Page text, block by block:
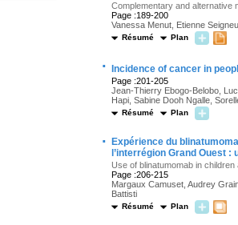
Complementary and alternative
Page :189-200
Vanessa Menut, Etienne
Résumé Plan
· Incidence of cancer in
Page :201-205
Jean-Thierry Ebogo-Belobo,
Hapi, Sabine Dooh Ngalle,
Résumé Plan
·
Expérience du
l’interrégion Grand Ouest :
Use of blinatumomab in
Page :206-215
Margaux Camuset, Audrey
Battisti
Résumé Plan